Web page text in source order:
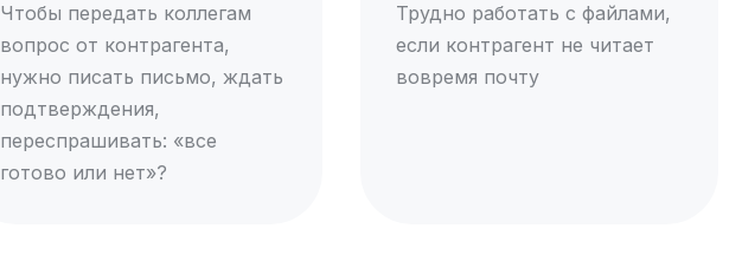
Чтобы передать коллегам
вопрос от контрагента,
нужно писать письмо, ждать
подтверждения,
переспрашивать: «все
готово или нет»?
Трудно работать с файлами,
если контрагент не читает
вовремя почту